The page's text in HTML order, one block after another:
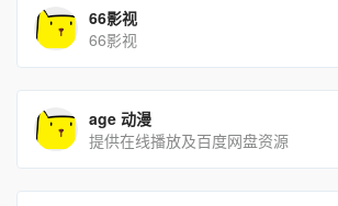
66影视
66影视
age 动漫
提供在线播放及百度网盘资源